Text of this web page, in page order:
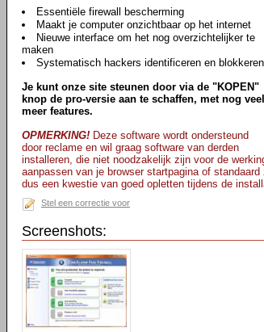
Essentiële firewall bescherming
Maakt je computer onzichtbaar op het internet
Nieuwe interface om het nog overzichtelijker te
maken
Systematisch hackers identificeren en
Je kunt onze site steunen door via de "KOPEN"
knop de pro-versie aan te schaffen, met nog veel
meer features.
OPMERKING! Deze software wordt ondersteund
door reclame en wil graag software van derden
installeren, die niet noodzakelijk zijn voor de
aanpassen van je browser startpagina of
dus een kwestie van goed opletten tijdens de
Stel een correctie voor
Screenshots: